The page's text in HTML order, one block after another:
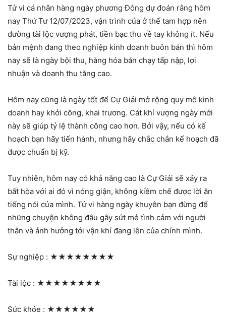
Tử vi cá nhân hàng ngày phương Đông dự đoán rằng hôm
nay Thứ Tư 12/07/2023, vận trình của ở thế tam hợp nên
đường tài lộc vượng phát, tiền bạc thu về tay không ít. Nếu
bản mệnh đang theo nghiệp kinh doanh buôn bán thì hôm
nay sẽ là ngày bội thu, hàng hóa bán chạy tấp nập, lợi
nhuận và doanh thu tăng cao.
Hôm nay cũng là ngày tốt để Cự Giải mở rộng quy mô kinh
doanh hay khởi công, khai trương. Cát khí vượng ngày mới
này sẽ giúp tỷ lệ thành công cao hơn. Bởi vậy, nếu có kế
hoạch bạn hãy tiến hành, nhưng hãy chắc chắn kế hoạch đã
được chuẩn bị kỹ.
Tuy nhiên, hôm nay có khả năng cao là Cự Giải sẽ xảy ra
bất hòa với ai đó vì nóng giận, không kiềm chế được lời ăn
tiếng nói của mình. Tử vi hàng ngày khuyên bạn đừng để
những chuyện không đâu gây sứt mẻ tình cảm với người
thân và ảnh hưởng tới vận khí đang lên của chính mình.
Sự nghiệp : ★★★★★★★★
Tài lộc : ★★★★★★★★
Sức khỏe : ★★★★★★